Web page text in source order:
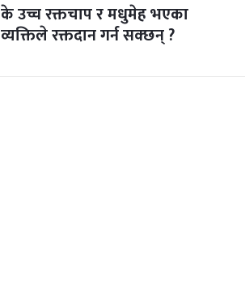
के उच्च रक्तचाप र मधुमेह भएका
व्यक्तिले रक्तदान गर्न सक्छन् ?